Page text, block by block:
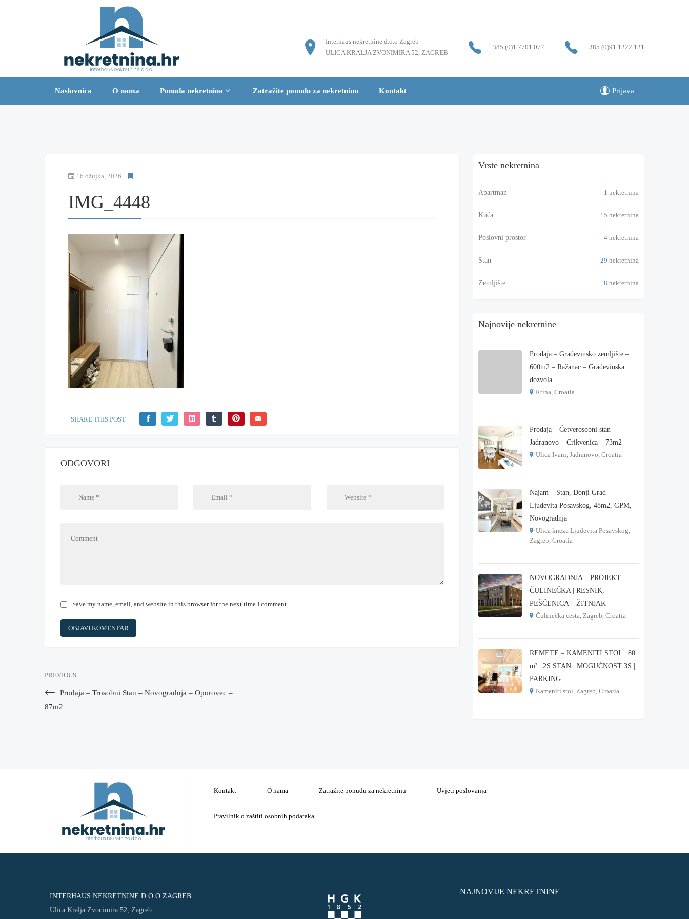
Interhaus nekretnine d.o.o Zagreb
ULICA KRALJA ZVONIMIRA 52, ZAGREB
+385 (0)1 7701 077 +385 (0)91 1222 121
Naslovnica O nama Ponuda nekretnina Zatražite ponudu za nekretninu Kontakt Prijava
16 ožujka, 2026
IMG_4448
SHARE THIS POST
ODGOVORI
Save my name, email, and website in this browser for the next time I comment.
PREVIOUS
Prodaja – Trosobni Stan – Novogradnja – Oporovec –
87m2
Vrste nekretnina
Apartman 1 nekretnina
Kuća 15 nekretnina
Poslovni prostor 4 nekretnina
Stan 29 nekretnina
Zemljište 8 nekretnina
Najnovije nekretnine
Prodaja – Građevinsko zemljište –
600m2 – Ražanac – Građevinska
dozvola
Rtina, Croatia
Prodaja – Četverosobni stan –
Jadranovo – Crikvenica – 73m2
Ulica Ivani, Jadranovo, Croatia
Najam – Stan, Donji Grad –
Ljudevita Posavskog, 48m2, GPM,
Novogradnja
Ulica kneza Ljudevita Posavskog,
Zagreb, Croatia
NOVOGRADNJA – PROJEKT
ČULINEČKA | RESNIK,
PEŠČENICA – ŽITNJAK
Čulinečka cesta, Zagreb, Croatia
REMETE – KAMENITI STOL | 80
m² | 2S STAN | MOGUĆNOST 3S |
PARKING
Kameniti stol, Zagreb, Croatia
Kontakt O nama Zatražite ponudu za nekretninu Uvjeti poslovanja
Pravilnik o zaštiti osobnih podataka
INTERHAUS NEKRETNINE D.O.O ZAGREB
Ulica Kralja Zvonimira 52, Zagreb
NAJNOVIJE NEKRETNINE